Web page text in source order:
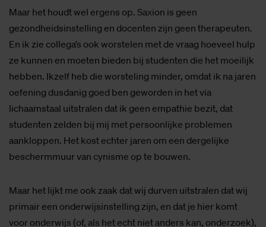
Maar het houdt wel ergens op. Saxion is geen
gezondheidsinstelling en docenten zijn geen therapeuten.
En ik zie collega’s ook worstelen met de vraag hoeveel hulp
ze kunnen en moeten bieden bij studenten die het moeilijk
hebben. Ikzelf heb die worsteling minder, omdat ik na jaren
oefening dusdanig goed ben geworden in het via
lichaamstaal uitstralen dat ik geen empathie bezit, dat
studenten zelden bij mij met persoonlijke problemen
aankloppen. Het kost echter jaren om een dergelijke
beschermmuur van cynisme op te bouwen.
Maar het lijkt me ook zaak dat wij durven uitstralen dat wij
primair een onderwijsinstelling zijn, en dat je hier komt
voor onderwijs (of, als het echt niet anders kan, onderzoek),